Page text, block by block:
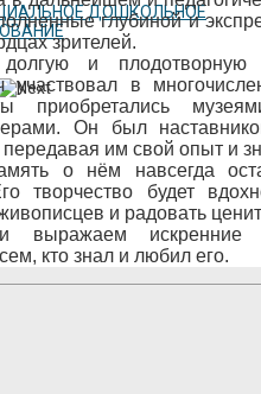
глубиной и
зрителей.
и плодотворную
участвовал в
приобретались
Он был
им свой опыт и
о нём навсегда
творчество будет
и радовать
выражаем искренние
кто знал и любил его.